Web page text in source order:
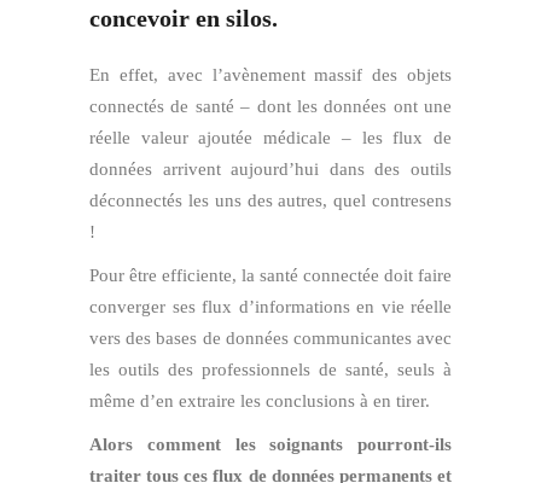
concevoir en silos.
En effet, avec l’avènement massif des objets
connectés de santé – dont les données ont une
réelle valeur ajoutée médicale – les flux de
données arrivent aujourd’hui dans des outils
déconnectés les uns des autres, quel contresens
!
Pour être efficiente, la santé connectée doit faire
converger ses flux d’informations en vie réelle
vers des bases de données communicantes avec
les outils des professionnels de santé, seuls à
même d’en extraire les conclusions à en tirer.
Alors comment les soignants pourront-ils
traiter tous ces flux de données permanents et